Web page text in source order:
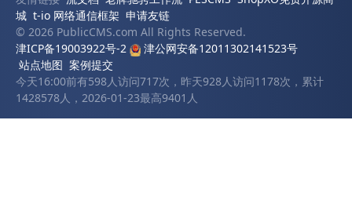
城 t-io 网络通信框架 申请友链
© 2026 PublicCMS.com All Rights Reserved.
津ICP备19003922号-2
津公网安备12011302141523号
站点地图 案例提交
今天16:00前有598人访问717次，昨天928人访问1178次，累计
1428578人，2026-01-23最高9401人